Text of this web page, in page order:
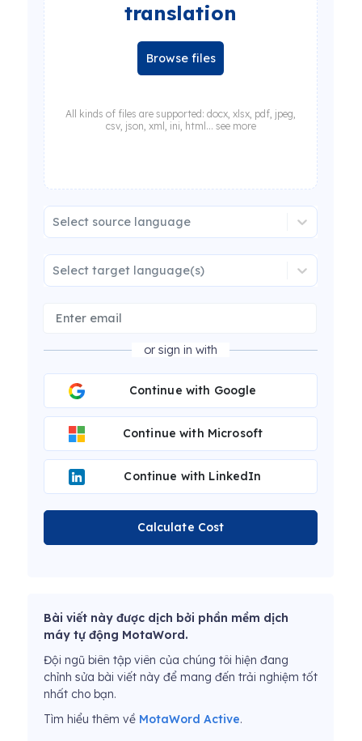
translation
Browse files
All kinds of files are supported: docx, xlsx, pdf, jpeg,
csv, json, xml, ini, html... see more
Select source language
Select target language(s)
or sign in with
Continue with Google
Continue with Microsoft
Continue with LinkedIn
Calculate Cost
Bài viết này được dịch bởi phần mềm dịch
máy tự động MotaWord.
Đội ngũ biên tập viên của chúng tôi hiện đang
chỉnh sửa bài viết này để mang đến trải nghiệm tốt
nhất cho bạn.
Tìm hiểu thêm về MotaWord Active.